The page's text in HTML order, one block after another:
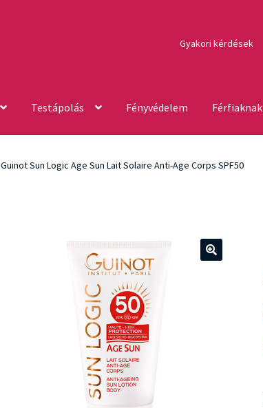
Gyakori kérdések
Testápolás Fényvédelem Férfiaknak
Guinot Sun Logic Age Sun Lait Solaire Anti-Age Corps SPF50